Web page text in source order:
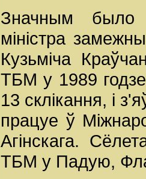
Значным было
міністра
Кузьміча
ТБМ у 1989
13 склікання, і
працуе ў
Агінскага.
ТБМ у Падую,